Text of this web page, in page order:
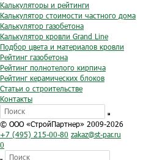
Калькуляторы и рейтинги
Калькулятор стоимости частного дома
Калькулятор газобетона
Калькулятор кровли Grand Line
Подбор цвета и материалов кровли
Рейтинг газобетона
Рейтинг полнотелого кирпича
Рейтинг керамических блоков
Статьи о строительстве
Контакты
© ООО «СтройПартнер» 2009-2026
+7 (495) 215-00-80 zakaz@st-par.ru
0